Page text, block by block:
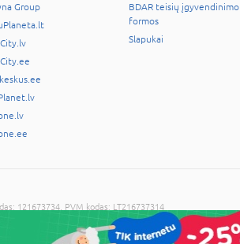
Group
BDAR teisių įgyvendinimo
formos
Slapukai
121673734, PVM kodas: LT216737314